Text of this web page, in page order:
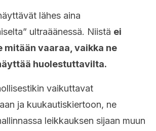
lähes aina
ultraäänessä. Niistä ei
mitään vaaraa, vaikka ne
huolestuttavilta.
vaikuttavat
ja kuukautiskiertoon, ne
leikkauksen sijaan muun